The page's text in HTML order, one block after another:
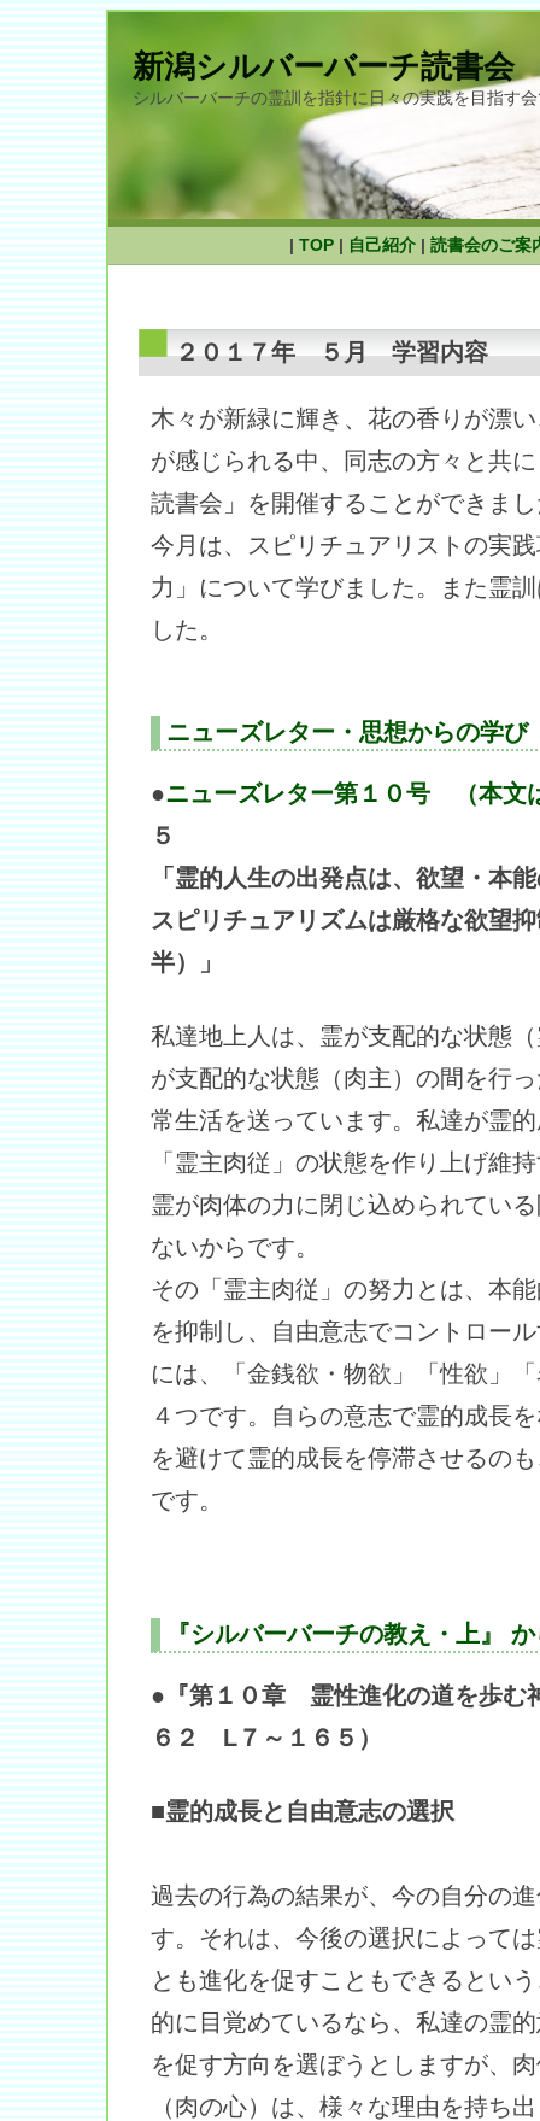
新潟シルバーバーチ読書会
シルバーバーチの霊訓を指針に日々の実践を目指す
| TOP | 自己紹介 | 読書会のご案
２０１７年 ５月 学習内容
木々が新緑に輝き、花の香りが漂
が感じられる中、同志の方々と共
読書会」を開催することができま
今月は、スピリチュアリストの実
力」について学びました。また霊
した。
ニューズレター・思想からの学び
●ニューズレター第１０号 （本文
５
「霊的人生の出発点は、欲望・本
スピリチュアリズムは厳格な欲望
半）」
私達地上人は、霊が支配的な状態
が支配的な状態（肉主）の間を行
常生活を送っています。私達が霊
「霊主肉従」の状態を作り上げ維
霊が肉体の力に閉じ込められてい
ないからです。
その「霊主肉従」の努力とは、本
を抑制し、自由意志でコントロー
には、「金銭欲・物欲」「性欲」
４つです。自らの意志で霊的成長
を避けて霊的成長を停滞させるの
です。
『シルバーバーチの教え・上』
●『第１０章 霊性進化の道を歩む
６２ L７～１６５）
■霊的成長と自由意志の選択
過去の行為の結果が、今の自分の
す。それは、今後の選択によって
とも進化を促すこともできるとい
的に目覚めているなら、私達の霊
を促す方向を選ぼうとしますが、
（肉の心）は、様々な理由を持ち